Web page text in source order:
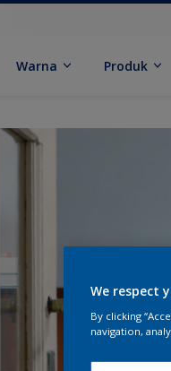
Warna Produk
We respect
By clicking
navigation,